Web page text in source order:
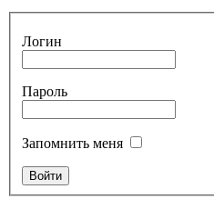
Логин
Пароль
Запомнить меня